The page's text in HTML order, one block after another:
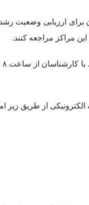
برای ارزیابی وضعیت
مراکز مراجعه کنند.
از طریق زیر